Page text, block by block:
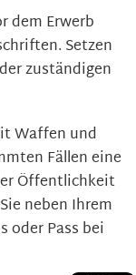
dem Erwerb
Setzen
zuständigen
Waffen und
Fällen eine
Öffentlichkeit
neben Ihrem
oder Pass bei